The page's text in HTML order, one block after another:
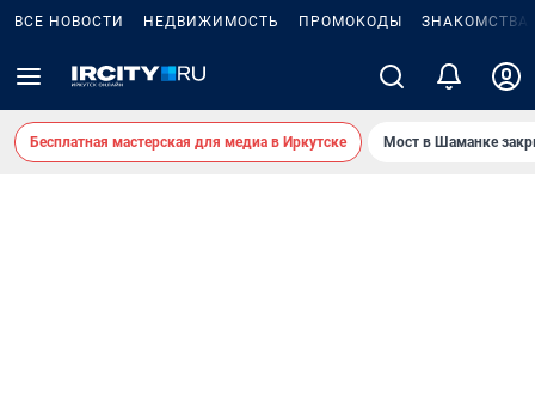
ВСЕ НОВОСТИ НЕДВИЖИМОСТЬ ПРОМОКОДЫ ЗНАКОМСТВА
Бесплатная мастерская для медиа в Иркутске Мост в Шаманке